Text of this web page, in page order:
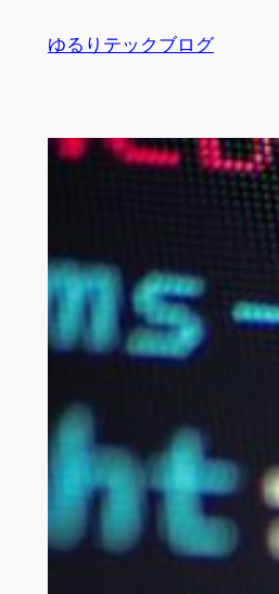
ゆるりテックブログ